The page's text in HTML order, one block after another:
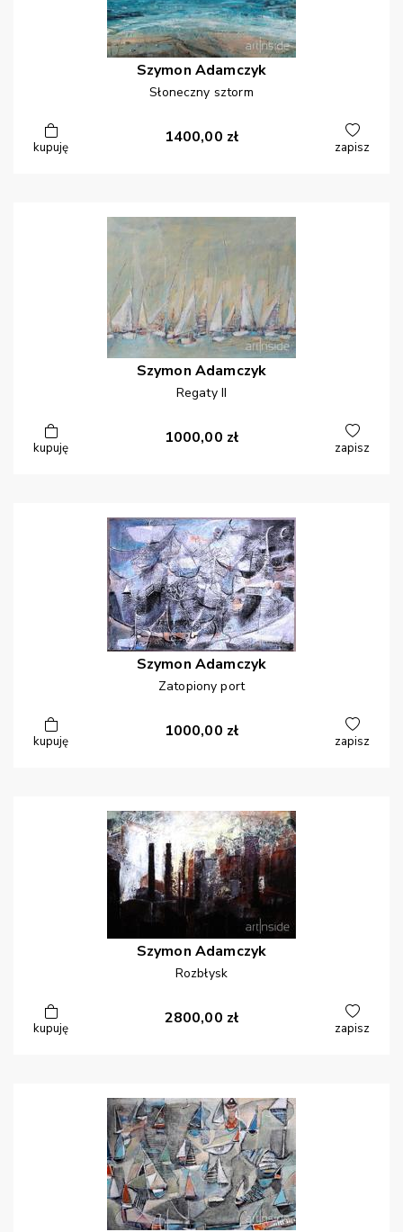
Szymon Adamczyk
Słoneczny sztorm
kupuję
1400,00 zł
zapisz
Szymon Adamczyk
Regaty II
kupuję
1000,00 zł
zapisz
Szymon Adamczyk
Zatopiony port
kupuję
1000,00 zł
zapisz
Szymon Adamczyk
Rozbłysk
kupuję
2800,00 zł
zapisz